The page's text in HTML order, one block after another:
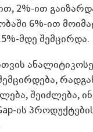
2%-ით
6%-ით
მდე შემცირდა.
შეიძლება,
ის